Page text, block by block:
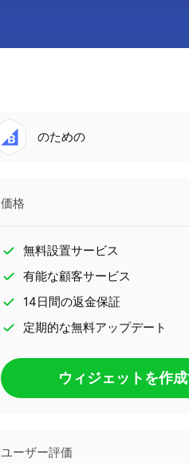
のための
価格
無料設置サービス
有能な顧客サービス
14日間の返金保証
定期的な無料アップデート
ウィジェットを作
ユーザー評価